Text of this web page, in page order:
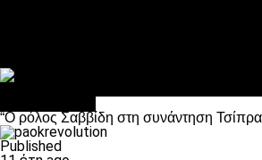
“Ο ρόλος Σαββίδη στη συνάντηση Τσίπρα
Published